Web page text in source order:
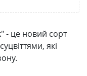
- це новий сорт
які